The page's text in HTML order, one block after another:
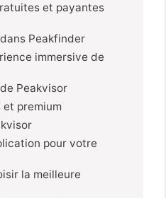
et payantes
Peakfinder
immersive de
Peakvisor
premium
pour votre
la meilleure